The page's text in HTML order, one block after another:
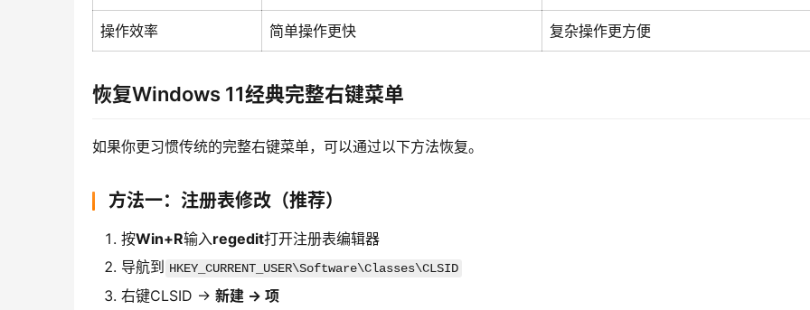
操作效率 简单操作更快 复杂操作更方便
恢复Windows 11经典完整右键菜单
如果你更习惯传统的完整右键菜单，可以通过以下方法恢复。
方法一：注册表修改（推荐）
按Win+R输入regedit打开注册表编辑器
导航到 HKEY_CURRENT_USER\Software\Classes\CLSID
右键CLSID → 新建 → 项